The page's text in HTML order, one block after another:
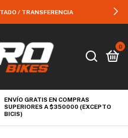
/ TRANSFERENCIA
0
ENVÍO GRATIS EN COMPRAS
SUPERIORES A $350000 (EXCEPTO
BICIS)